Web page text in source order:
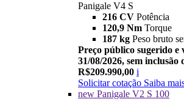
Panigale V4 S
216 CV Potência
120,9 Nm Torque
187 kg Peso bruto
Preço público sugerido e
31/08/2026, sem inclusão
R$209.990,00 i
Solicitar cotação Saiba
new Panigale V2 S 100